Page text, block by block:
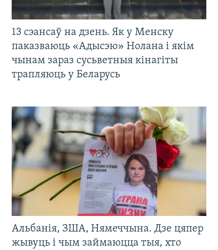
13 сэансаў на дзень. Як у Менску
паказваюць «Адысэю» Нолана і якім
чынам зараз сусьветныя кінагіты
трапляюць у Беларусь
Альбанія, ЗША, Нямеччына. Дзе цяпер
жывуць і чым займаюцца тыя, хто